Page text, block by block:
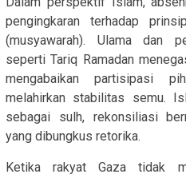
pengingkaran terhadap
(musyawarah). Ulama dan
seperti Tariq Ramadan
mengabaikan partisipasi
melahirkan stabilitas semu.
sebagai sulh, rekonsiliasi
yang dibungkus retorika.
Ketika rakyat Gaza tidak